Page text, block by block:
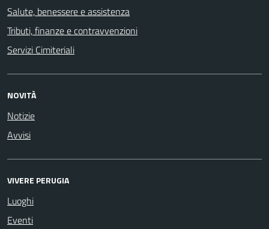
Salute, benessere e assistenza
Tributi, finanze e contravvenzioni
Servizi Cimiteriali
NOVITÀ
Notizie
Avvisi
VIVERE PERUGIA
Luoghi
Eventi